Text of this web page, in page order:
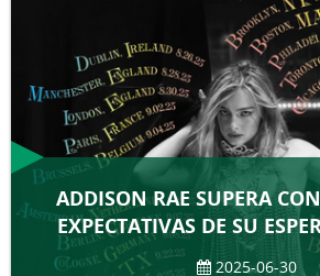
ADDISON RAE SUPERA
EXPECTATIVAS DE SU
2025-06-30